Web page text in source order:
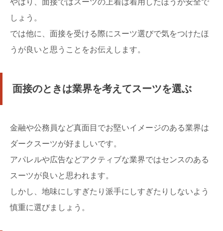
しょう。
では他に、面接を受ける際にスーツ選びで気をつけたほ
うが良いと思うことをお伝えします。
面接のときは業界を考えてスーツを選ぶ
金融や公務員など真面目でお堅いイメージのある業界は
ダークスーツが好ましいです。
アパレルや広告などアクティブな業界ではセンスのある
スーツが良いと思われます。
しかし、地味にしすぎたり派手にしすぎたりしないよう
慎重に選びましょう。